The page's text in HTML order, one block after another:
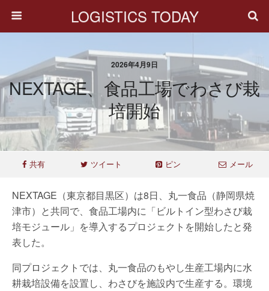
LOGISTICS TODAY
2026年4月9日
NEXTAGE、食品工場でわさび栽
培開始
共有 ツイート ピン メール
NEXTAGE（東京都目黒区）は8日、丸一食品（静岡県焼
津市）と共同で、食品工場内に「ビルトイン型わさび栽
培モジュール」を導入するプロジェクトを開始したと発
表した。
同プロジェクトでは、丸一食品のもやし生産工場内に水
耕栽培設備を設置し、わさびを施設内で生産する。環境